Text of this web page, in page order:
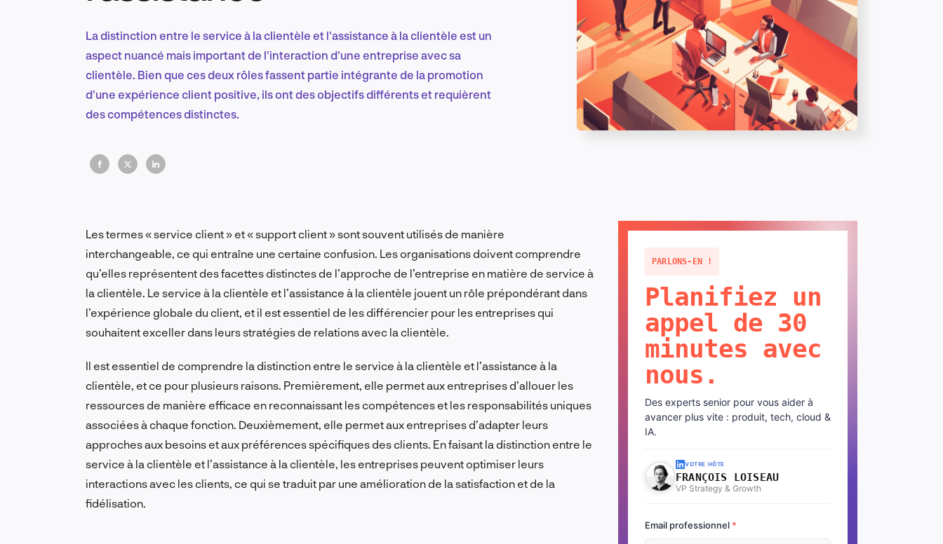
Marketing et croissance digitale
La distinction entre le service à la clientèle et l'assistance à la clientèle est un
aspect nuancé mais important de l'interaction d'une entreprise avec sa
clientèle. Bien que ces deux rôles fassent partie intégrante de la promotion
d'une expérience client positive, ils ont des objectifs différents et requièrent
des compétences distinctes.
Les termes « service client » et « support client » sont souvent utilisés de manière
interchangeable, ce qui entraîne une certaine confusion. Les organisations doivent comprendre
qu’elles représentent des facettes distinctes de l’approche de l’entreprise en matière de service à
la clientèle. Le service à la clientèle et l’assistance à la clientèle jouent un rôle prépondérant dans
l’expérience globale du client, et il est essentiel de les différencier pour les entreprises qui
souhaitent exceller dans leurs stratégies de relations avec la clientèle.
Il est essentiel de comprendre la distinction entre le service à la clientèle et l’assistance à la
clientèle, et ce pour plusieurs raisons. Premièrement, elle permet aux entreprises d’allouer les
ressources de manière efficace en reconnaissant les compétences et les responsabilités uniques
associées à chaque fonction. Deuxièmement, elle permet aux entreprises d’adapter leurs
approches aux besoins et aux préférences spécifiques des clients. En faisant la distinction entre le
service à la clientèle et l’assistance à la clientèle, les entreprises peuvent optimiser leurs
interactions avec les clients, ce qui se traduit par une amélioration de la satisfaction et de la
fidélisation.
PARLONS-EN !
Planifiez un
appel de 30
minutes avec
nous.
Des experts senior pour vous aider à
avancer plus vite : produit, tech, cloud &
IA.
VOTRE HÔTE
FRANÇOIS LOISEAU
VP Strategy & Growth
Email professionnel *